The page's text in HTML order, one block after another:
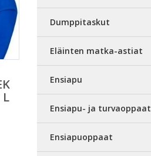
L
Dumppitaskut
Eläinten matka-astiat
Ensiapu
Ensiapu- ja turvaoppaat
Ensiapuoppaat